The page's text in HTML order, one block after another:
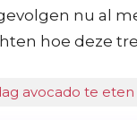
nu al
hoe deze
avocado te eten